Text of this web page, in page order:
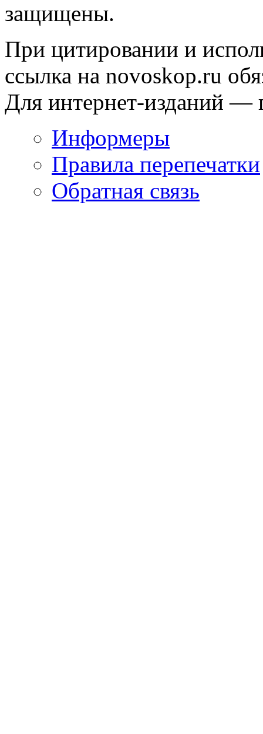
защищены.
При цитировании и
ссылка на novoskop.ru
Для интернет-изданий —
Информеры
Правила перепечатки
Обратная связь